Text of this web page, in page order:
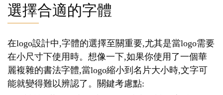
選擇合適的字體
在logo設計中,字體的選擇至關重要,尤其是當logo需要
在小尺寸下使用時。想像一下,如果你使用了一個華
麗複雜的書法字體,當logo縮小到名片大小時,文字可
能就變得難以辨認了。關鍵考慮點: